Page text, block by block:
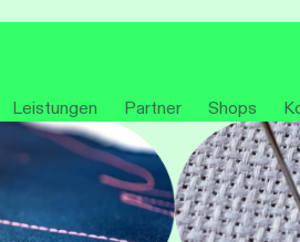
Leistungen Partner Shops